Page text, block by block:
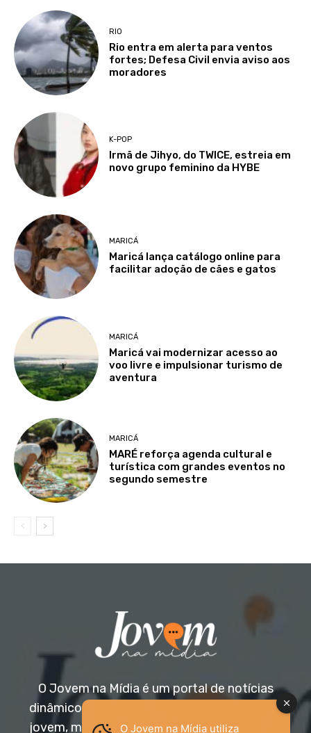
RIO
Rio entra em alerta para ventos
fortes; Defesa Civil envia aviso aos
moradores
K-POP
Irmã de Jihyo, do TWICE, estreia em
novo grupo feminino da HYBE
MARICÁ
Maricá lança catálogo online para
facilitar adoção de cães e gatos
MARICÁ
Maricá vai modernizar acesso ao
voo livre e impulsionar turismo de
aventura
MARICÁ
MARÉ reforça agenda cultural e
turística com grandes eventos no
segundo semestre
O Jovem na Mídia é um portal de notícias
dinâmico e acessível, voltado para o público
jovem, mas aberto a todas as idades. Nossa
O Jovem na Mídia utiliza